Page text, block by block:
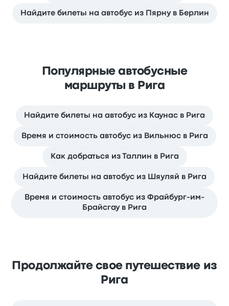
Найдите билеты на автобус из Пярну в Берлин
Популярные автобусные
маршруты в Рига
Найдите билеты на автобус из Каунас в Рига
Время и стоимость автобус из Вильнюс в Рига
Как добраться из Таллин в Рига
Найдите билеты на автобус из Шяуляй в Рига
Время и стоимость автобус из Фрайбург-им-
Брайсгау в Рига
Продолжайте свое путешествие из
Рига